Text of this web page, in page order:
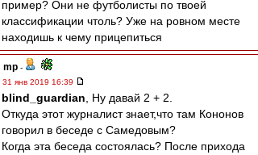
пример? Они не футболисты по твоей
классификации чтоль? Уже на ровном месте
находишь к чему прицепиться
mp -
31 янв 2019 16:39
blind_guardian , Ну давай 2 + 2.
Откуда этот журналист знает,что там Кононов
говорил в беседе с Самедовым?
Когда эта беседа состоялась? После прихода